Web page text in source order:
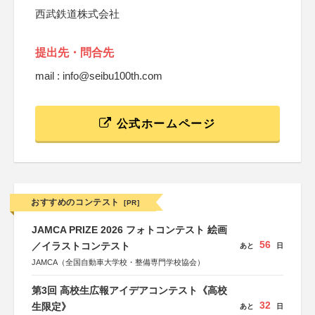
西武鉄道株式会社
提出先・問合先
mail : info@seibu100th.com
公式ホームページ
おすすめのコンテスト [PR]
JAMCA PRIZE 2026 フォトコンテスト 絵画
／イラストコンテスト
JAMCA（全国自動車大学校・整備専門学校協会）
あと 56 日
第3回 高校生広報アイデアコンテスト《高校
生限定》
あと 32 日